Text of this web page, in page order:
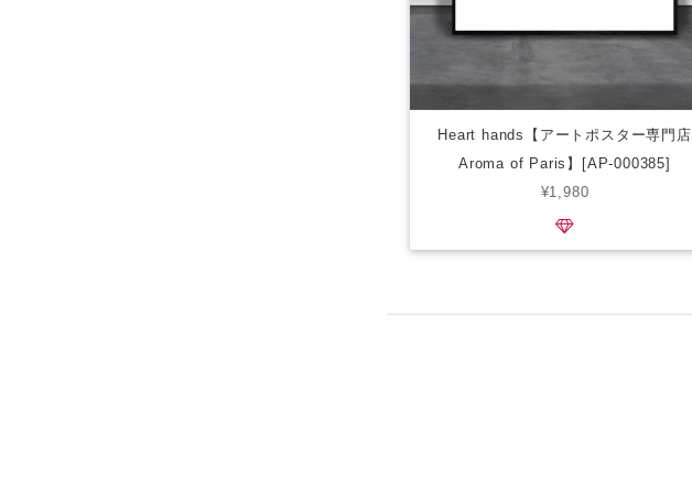
Heart hands【アートポスター専門店
Aroma of Paris】[AP-000385]
¥1,980